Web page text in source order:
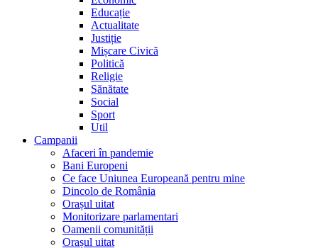
Educație
Actualitate
Justiție
Mișcare Civică
Politică
Religie
Sănătate
Social
Sport
Util
Campanii
Afaceri în pandemie
Bani Europeni
Ce face Uniunea Europeană pentru mine
Dincolo de România
Orașul uitat
Monitorizare parlamentari
Oamenii comunității
Orașul uitat